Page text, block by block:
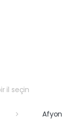
il seçin
Afyon